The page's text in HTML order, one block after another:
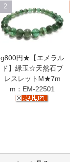
2
g800円★【エメラル
ド】緑玉☆天然石ブ
レスレットM★7m
m：EM-22501